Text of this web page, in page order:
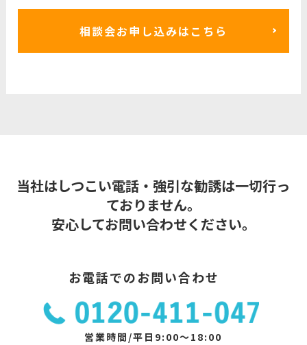
相談会お申し込みはこちら
当社はしつこい電話・強引な勧誘は一切行っ
ておりません。
安心してお問い合わせください。
お電話でのお問い合わせ
営業時間/平日9:00～18:00